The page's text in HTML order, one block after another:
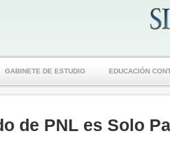
GABINETE DE ESTUDIO EDUCACIÓN
de PNL es Solo